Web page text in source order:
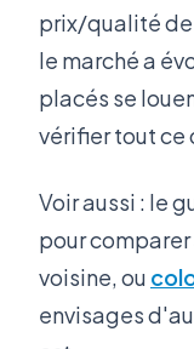
prix/qualité de
le marché a
placés se
vérifier tout ce
Voir aussi : le
pour
voisine, ou
envisages